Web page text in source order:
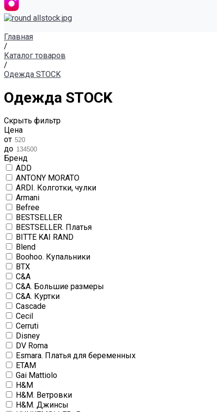
Главная
/
Каталог товаров
/
Одежда STOCK
Одежда STOCK
Скрыть фильтр
Цена
от
до
Бренд
ADD
ANTONY MORATO
ARDI. Колготки, чулки
Armani
Befree
BESTSELLER
BESTSELLER. Платья
BITTE KAI RAND
Blend
Boohoo. Купальники
BTX
C&A
C&A. Большие размеры
C&A. Куртки
Cascade
Cecil
Cerruti
Disney
DV Roma
Esmara. Платья для беременных
ETAM
Gai Mattiolo
H&M
H&M. Ветровки
H&M. Джинсы